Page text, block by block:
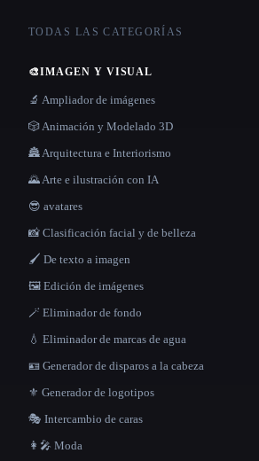
TODAS LAS CATEGORÍAS
🎨IMAGEN Y VISUAL
🔬 Ampliador de imágenes
🎲 Animación y Modelado 3D
🏯 Arquitectura e Interiorismo
🌄 Arte e ilustración con IA
😎 avatares
📸 Clasificación facial y de belleza
🖌️ De texto a imagen
🖼️ Edición de imágenes
🪄 Eliminador de fondo
💧 Eliminador de marcas de agua
🪪 Generador de disparos a la cabeza
⚜️ Generador de logotipos
🎭 Intercambio de caras
👩‍🎤 Moda